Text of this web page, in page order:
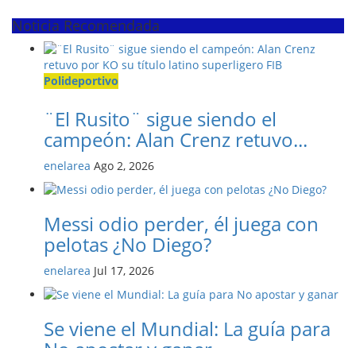
Noticia Recomendada
Polideportivo
¨El Rusito¨ sigue siendo el
campeón: Alan Crenz retuvo...
enelarea Ago 2, 2026
Messi odio perder, él juega con
pelotas ¿No Diego?
enelarea Jul 17, 2026
Se viene el Mundial: La guía para